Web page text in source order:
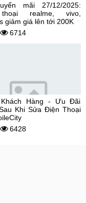
mãi 27/12/2025:
realme, vivo,
giảm giá lên tới 200K
6714
Hàng - Ưu Đãi
Khi Sửa Điện Thoại
6428